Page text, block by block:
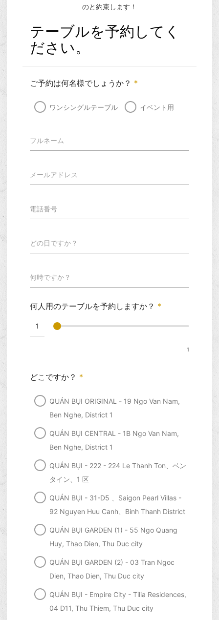
のと約束します！
テーブルを予約してく
ださい。
ご予約は何名様でしょうか？ *
ワンシングルテーブル イベント用
フルネーム
メールアドレス
電話番号
どの日ですか？
何時ですか？
何人用のテーブルを予約しますか？ *
1
どこですか？ *
QUÁN BỤI ORIGINAL - 19 Ngo Van Nam,
Ben Nghe, District 1
QUÁN BỤI CENTRAL - 1B Ngo Van Nam,
Ben Nghe, District 1
QUÁN BỤI - 222 - 224 Le Thanh Ton、ベン
タイン、1 区
QUÁN BỤI - 31-D5 、Saigon Pearl Villas -
92 Nguyen Huu Canh、Binh Thanh District
QUÁN BỤI GARDEN (1) - 55 Ngo Quang
Huy, Thao Dien, Thu Duc city
QUÁN BỤI GARDEN (2) - 03 Tran Ngoc
Dien, Thao Dien, Thu Duc city
QUÁN BỤI - Empire City - Tilia Residences,
04 D11, Thu Thiem, Thu Duc city